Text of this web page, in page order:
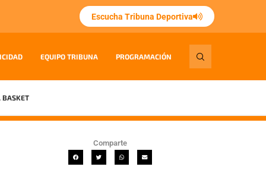
Escucha Tribuna Deportiva
EQUIPO TRIBUNA PROGRAMACIÓN
BASKET
Comparte